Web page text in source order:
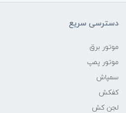
دسترسی سریع
موتور برق
موتور پمپ
سمپاش
کفکش
لجن کش